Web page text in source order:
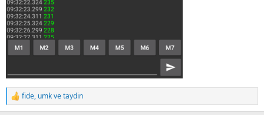
R
e
fide, umkvetaydin